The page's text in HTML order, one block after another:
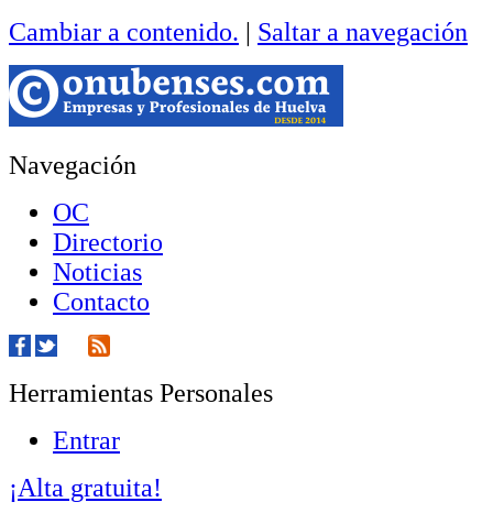
Cambiar a contenido. | Saltar a navegación
Navegación
OC
Directorio
Noticias
Contacto
Herramientas Personales
Entrar
¡Alta gratuita!